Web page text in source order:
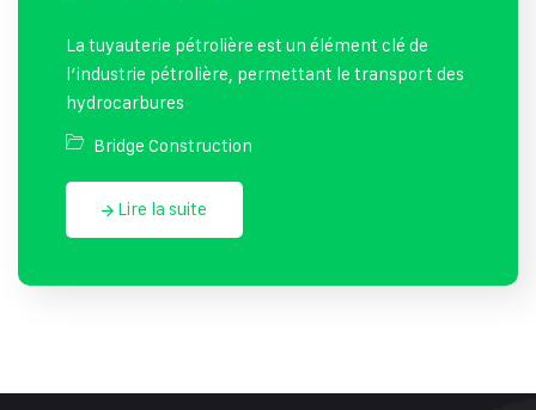
La tuyauterie pétrolière est un élément clé de
l’industrie pétrolière, permettant le transport des
hydrocarbures
Bridge Construction
Lire la suite